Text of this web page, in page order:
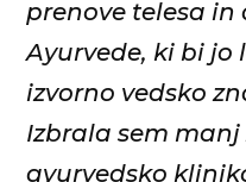
prenove telesa in
Ayurvede, ki bi jo
izvorno vedsko
Izbrala sem
ayurvedsko